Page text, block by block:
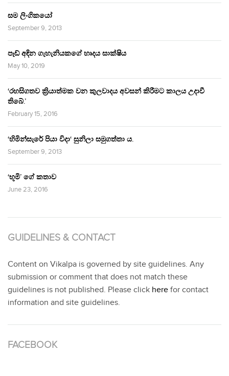
සම ලිංගිකයෝ
September 9, 2013
පෑඩ් අඳින ගැහැනියකගේ හෘදය සාක්ෂිය
May 10, 2019
‘රහසිගතව ක්‍රියාත්මක වන කුලවාදය අවසන් කිරීමට කාලය උදාවී
තිබේ.’
February 15, 2016
‘හිමින්සැරේ පියා විදා‘ සුනිලා සමුගත්තා ය.
September 9, 2013
‘භූමි’ ගේ කතාව
June 23, 2016
GUIDELINES & CONTACT
Content on Vikalpa is governed by site guidelines. Any
submission or comment that does not match these
guidelines is not published. Please click here for contact
information and site guidelines.
FACEBOOK